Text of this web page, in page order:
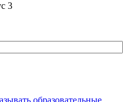
3
образовательные